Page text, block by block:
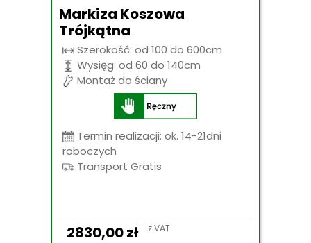
Markiza Koszowa
Trójkątna
Szerokość: od 100 do 600cm
Wysięg: od 60 do 140cm
Montaż do ściany
Termin realizacji: ok. 14-21dni
roboczych
Transport Gratis
2830,00zł z VAT